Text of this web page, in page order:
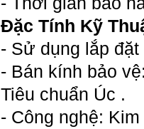
Đặc Tính Kỹ
- Sử dụng lắp
- Bán kính bảo
Tiêu chuẩn Úc .
- Công nghệ: